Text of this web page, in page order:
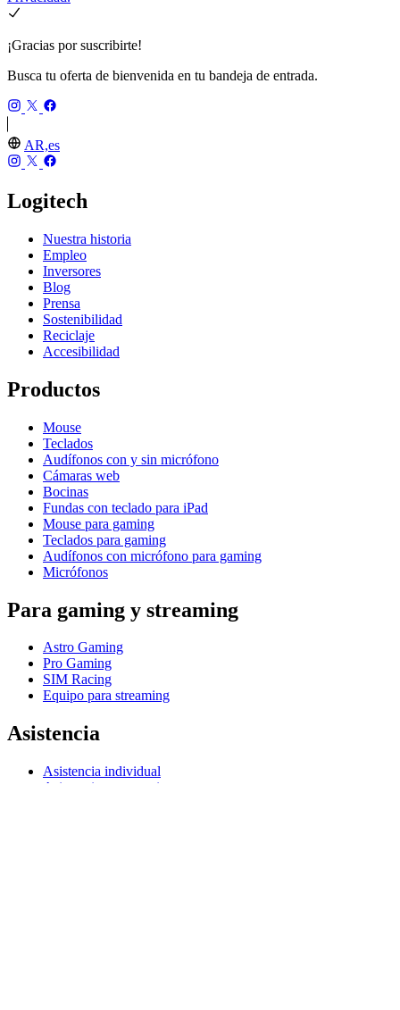
¡Gracias por suscribirte!
Busca tu oferta de bienvenida en tu bandeja de entrada.
AR,es
Logitech
Nuestra historia
Empleo
Inversores
Blog
Prensa
Sostenibilidad
Reciclaje
Accesibilidad
Productos
Mouse
Teclados
Audífonos con y sin micrófono
Cámaras web
Bocinas
Fundas con teclado para iPad
Mouse para gaming
Teclados para gaming
Audífonos con micrófono para gaming
Micrófonos
Para gaming y streaming
Astro Gaming
Pro Gaming
SIM Racing
Equipo para streaming
Asistencia
Asistencia individual
Asistencia para gaming